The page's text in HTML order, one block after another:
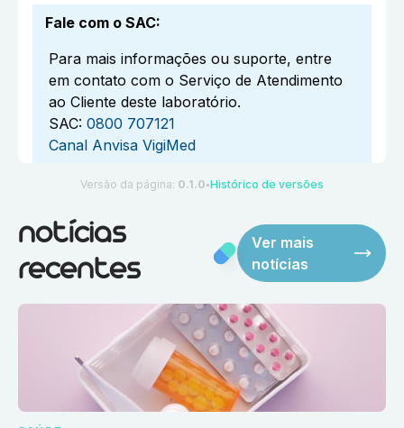
Fale com o SAC:
Para mais informações ou suporte, entre
em contato com o Serviço de Atendimento
ao Cliente deste laboratório.
SAC: 0800 707121
Canal Anvisa VigiMed
Versão da página: 0.1.0 ●Histórico de versões
notícias
recentes
Ver mais
notícias